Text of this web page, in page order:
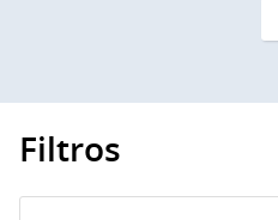
Filtros